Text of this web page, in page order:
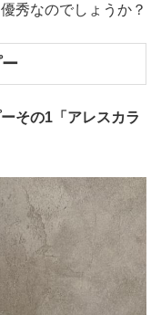
秀なのでしょうか？
その1「アレスカラ